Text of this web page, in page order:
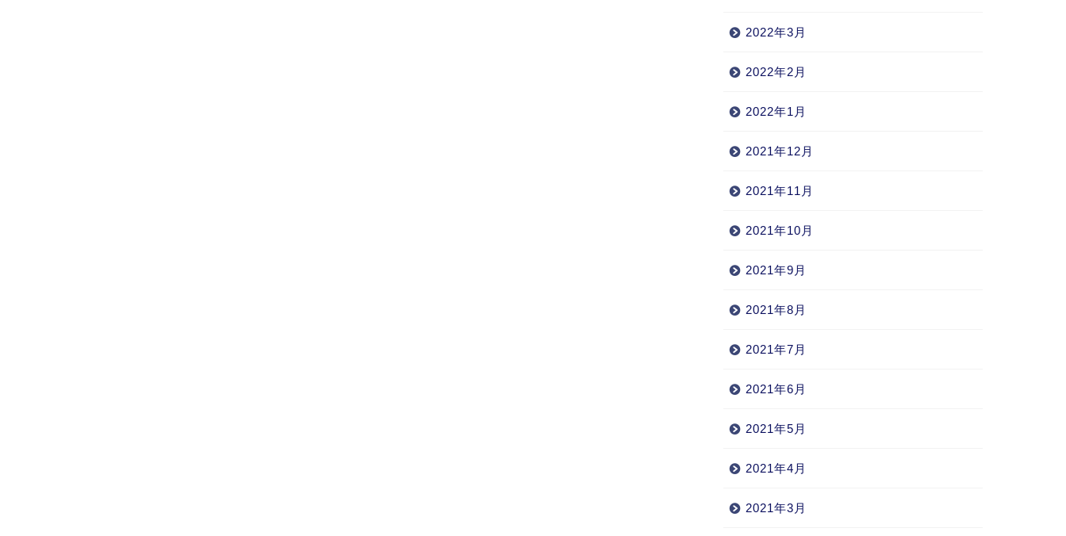
2022年3月
2022年2月
2022年1月
2021年12月
2021年11月
2021年10月
2021年9月
2021年8月
2021年7月
2021年6月
2021年5月
2021年4月
2021年3月